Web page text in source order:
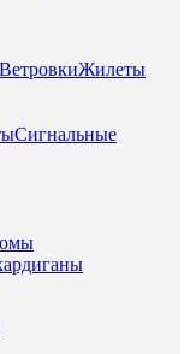
ВетровкиЖилеты
Сигнальные